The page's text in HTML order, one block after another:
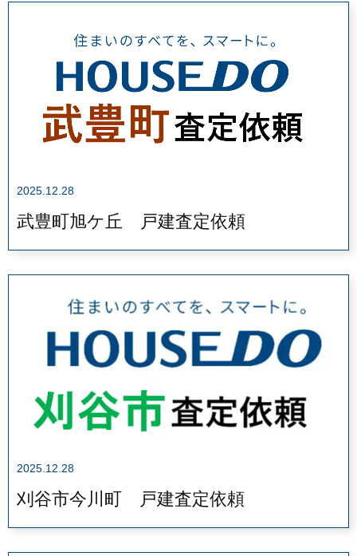
2025.12.28
武豊町旭ケ丘 戸建査定依頼
2025.12.28
刈谷市今川町 戸建査定依頼